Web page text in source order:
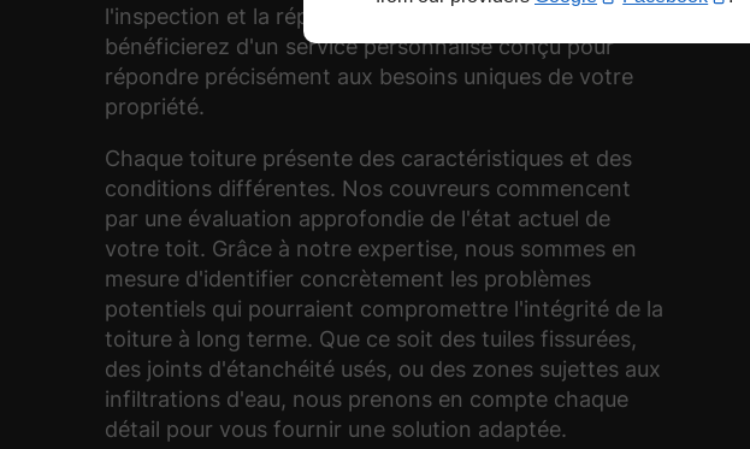
l'inspection et la réparation de la toiture, vous
bénéficierez d'un service personnalisé conçu pour
répondre précisément aux besoins uniques de votre
propriété.
Chaque toiture présente des caractéristiques et des
conditions différentes. Nos couvreurs commencent
par une évaluation approfondie de l'état actuel de
votre toit. Grâce à notre expertise, nous sommes en
mesure d'identifier concrètement les problèmes
potentiels qui pourraient compromettre l'intégrité de la
toiture à long terme. Que ce soit des tuiles fissurées,
des joints d'étanchéité usés, ou des zones sujettes aux
infiltrations d'eau, nous prenons en compte chaque
détail pour vous fournir une solution adaptée.